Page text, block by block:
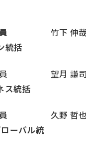
統括
竹下 伸
ス統括
望月 謙司
ーバル統
久野 哲也